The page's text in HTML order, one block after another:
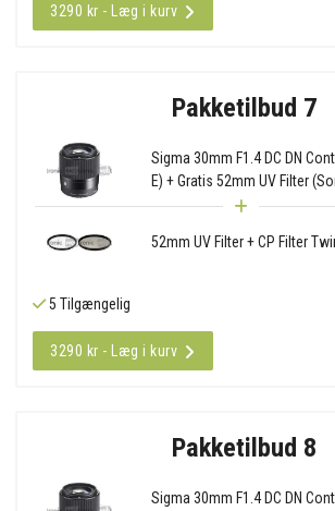
3290 kr - Læg i kurv
Pakketilbud 7
Sigma 30mm F1.4 DC DN
E) + Gratis 52mm UV Filter
52mm UV Filter + CP Filter
5 Tilgængelig
3290 kr - Læg i kurv
Pakketilbud 8
Sigma 30mm F1.4 DC DN